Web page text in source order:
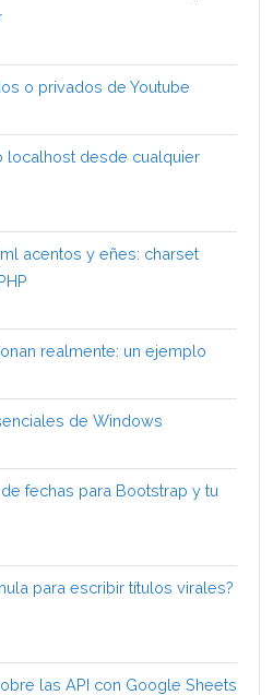
o privados de Youtube
localhost desde cualquier
acentos y eñes: charset
realmente: un ejemplo
de Windows
fechas para Bootstrap y tu
para escribir títulos virales?
las API con Google Sheets